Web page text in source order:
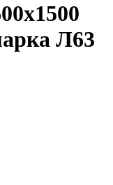
Л63